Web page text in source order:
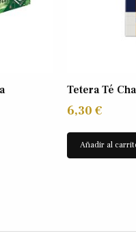
Tetera Té
6,30 €
Añadir al